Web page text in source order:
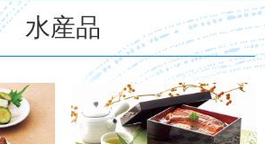
水産品